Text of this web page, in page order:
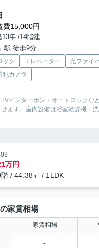
費15,000円
年 /14階建
駅 徒歩9分
ック エレベーター
光ファイ
犯カメラ
インターホン・オートロックな
ます。室内設備は浴室乾燥機・
万円
/ 44.38㎡ / 1LDK
家賃相場
家賃相場
-